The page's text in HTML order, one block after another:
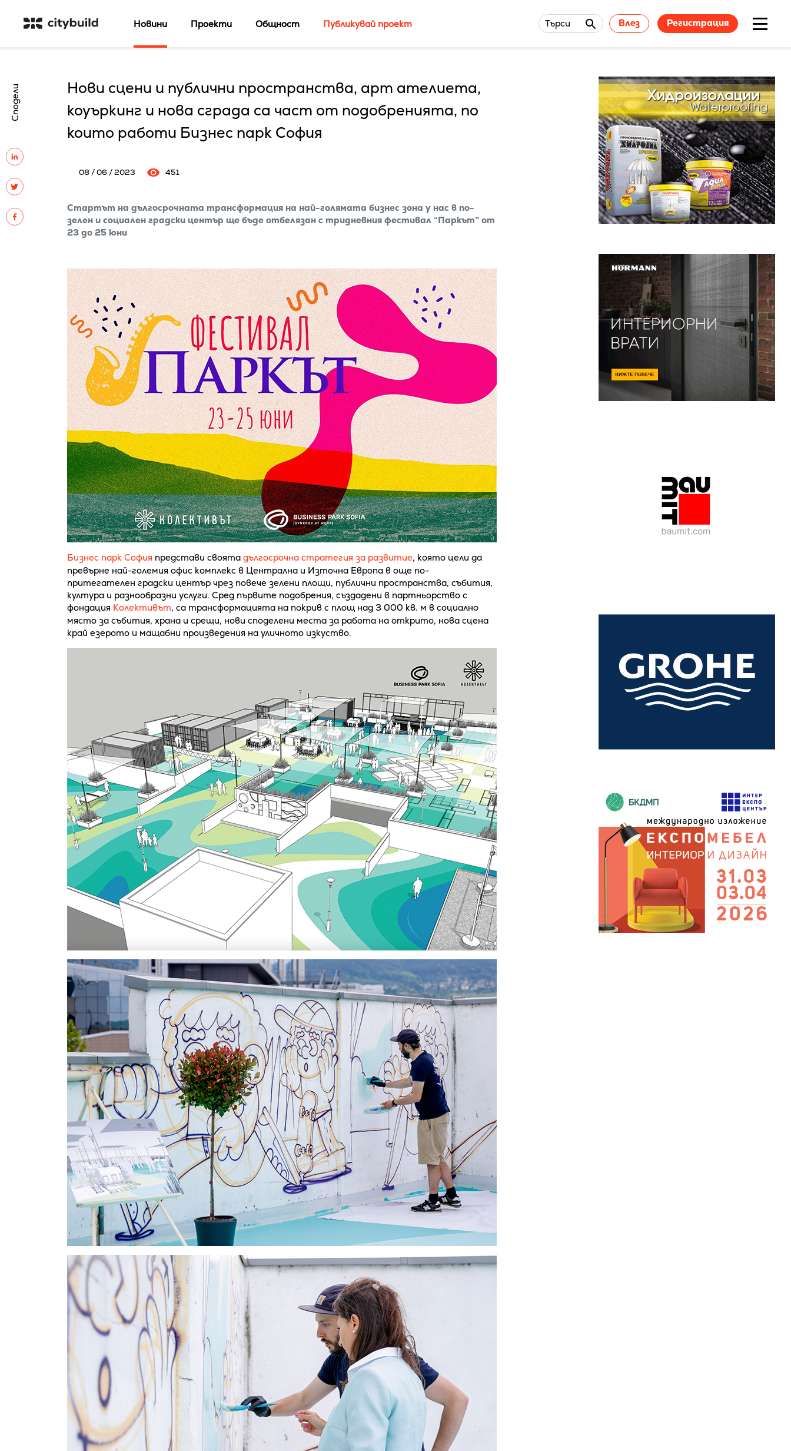
Новини Проекти Общност Публикувай проект Търси Влез Регистрация
Сподели
Нови сцени и публични пространства, арт ателиета,
коуъркинг и нова сграда са част от подобренията, по
които работи Бизнес парк София
08 / 06 / 2023 451
Стартът на дългосрочната трансформация на най-голямата бизнес зона у нас в по-
зелен и социален градски център ще бъде отбелязан с тридневния фестивал “Паркът” от
23 до 25 юни
Бизнес парк София представи своята дългосрочна стратегия за развитие, която цели да
превърне най-големия офис комплекс в Централна и Източна Европа в още по-
притегателен градски център чрез повече зелени площи, публични пространства, събития,
култура и разнообразни услуги. Сред първите подобрения, създадени в партньорство с
фондация Колективът, са трансформацията на покрив с площ над 3 000 кв. м в социално
място за събития, храна и срещи, нови споделени места за работа на открито, нова сцена
край езерото и мащабни произведения на уличното изкуство.